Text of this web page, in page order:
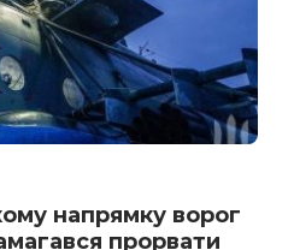
напрямку ворог
прорвати